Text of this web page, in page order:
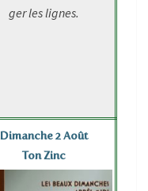
ger les lignes.
Dimanche 2 Août
Ton Zinc